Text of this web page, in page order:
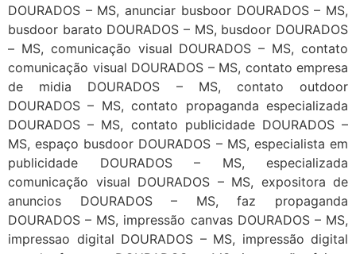
DOURADOS – MS, anunciar busboor DOURADOS – MS,
busdoor barato DOURADOS – MS, busdoor DOURADOS
– MS, comunicação visual DOURADOS – MS, contato
comunicação visual DOURADOS – MS, contato empresa
de midia DOURADOS – MS, contato outdoor
DOURADOS – MS, contato propaganda especializada
DOURADOS – MS, contato publicidade DOURADOS –
MS, espaço busdoor DOURADOS – MS, especialista em
publicidade DOURADOS – MS, especializada
comunicação visual DOURADOS – MS, expositora de
anuncios DOURADOS – MS, faz propaganda
DOURADOS – MS, impressão canvas DOURADOS – MS,
impressao digital DOURADOS – MS, impressão digital